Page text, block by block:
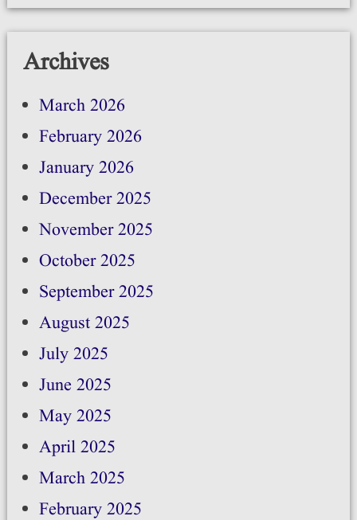
Archives
March 2026
February 2026
January 2026
December 2025
November 2025
October 2025
September 2025
August 2025
July 2025
June 2025
May 2025
April 2025
March 2025
February 2025